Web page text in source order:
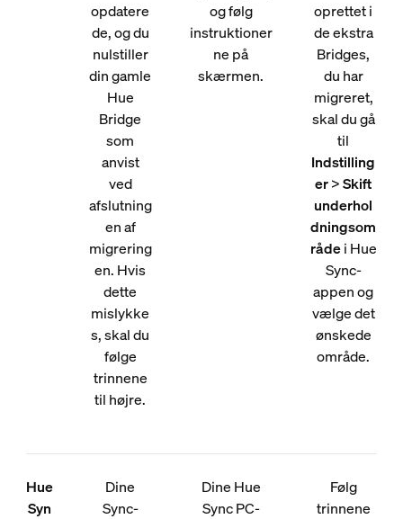
opdatere
de, og du
nulstiller
din gamle
Hue
Bridge
som
anvist
ved
afslutning
en af
migrering
en. Hvis
dette
mislykke
s, skal du
følge
trinnene
til højre.
og følg
instruktioner
ne på
skærmen.
oprettet i
de ekstra
Bridges,
du har
migreret,
skal du gå
til
Indstilling
er>Skift
underhol
dningsom
rådei Hue
Sync-
appen og
vælge det
ønskede
område.
Hue
Syn
Dine
Sync-
Dine Hue
Sync PC-
Følg
trinnene